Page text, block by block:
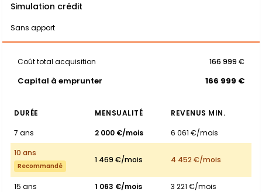
Simulation crédit
Sans apport
Coût total acquisition 166 999 €
Capital à emprunter 166 999 €
DURÉE MENSUALITÉ
REVENUS MIN.
7 ans
2 000 €/mois
6 061 €/mois
10 ans
Recommandé
1 469 €/mois 4 452 €/mois
15 ans 1 063 €/mois
3 221 €/mois